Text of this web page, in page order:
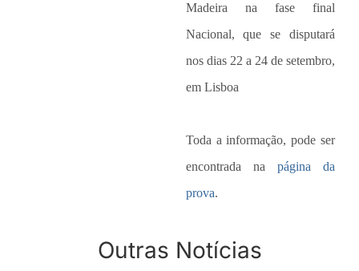
Madeira na fase final
Nacional, que se disputará
nos dias 22 a 24 de setembro,
em Lisboa
Toda a informação, pode ser
encontrada na página da
prova.
Outras Notícias
REGIONAL
CAMPEONATO